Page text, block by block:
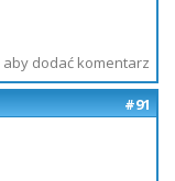
aby dodać komentarz
#91